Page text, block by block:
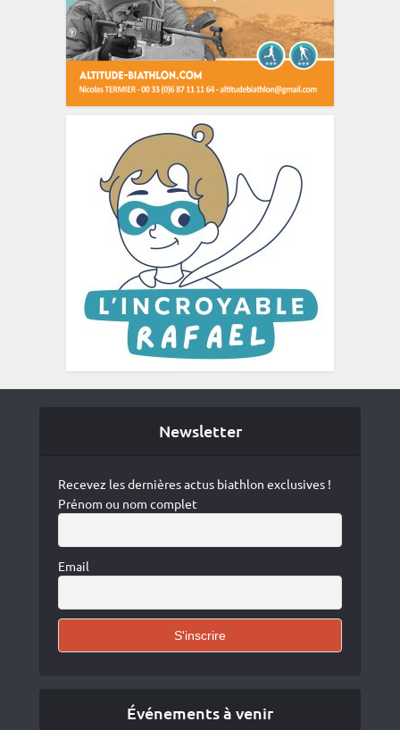
Newsletter
Recevez les dernières actus biathlon exclusives !
Prénom ou nom complet
Email
Événements à venir